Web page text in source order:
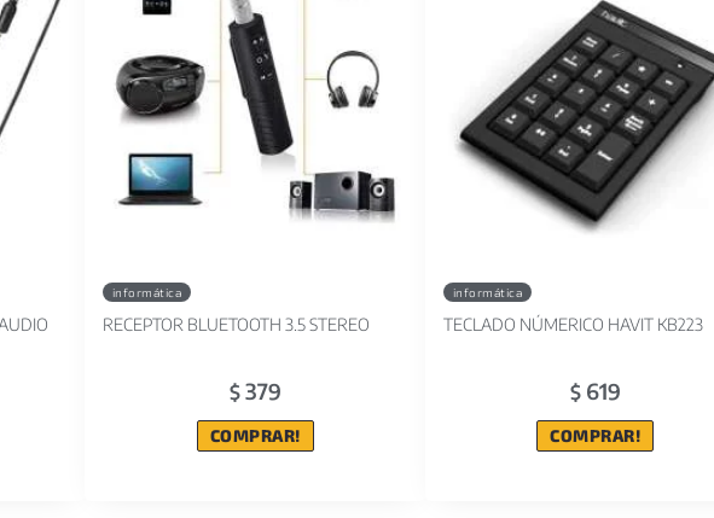
informática
RECEPTOR BLUETOOTH 3.5 STEREO
$379
COMPRAR!
informática
TECLADO NÚMERICO HAVIT KB223
$619
COMPRAR!